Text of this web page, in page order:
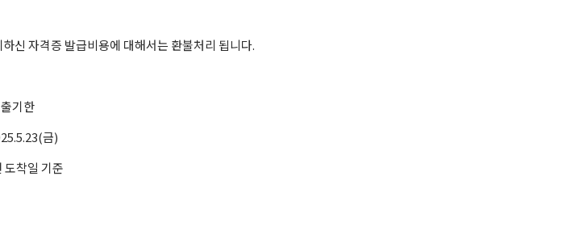
신 자격증 발급비용에 대해서는 환불처리 됩니다.
기한
금)
착일 기준